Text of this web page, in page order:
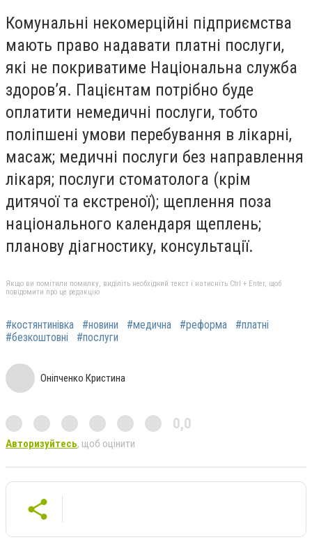
Комунальні некомерційні підприємства
мають право надавати платні послуги,
які не покриватиме Національна служба
здоров’я. Пацієнтам потрібно буде
оплатити немедичні послуги, тобто
поліпшені умови перебування в лікарні,
масаж; медичні послуги без направлення
лікаря; послуги стоматолога (крім
дитячої та екстреної); щеплення поза
національного календаря щеплень;
планову діагностику, консультації.
Якщо ви помітили помилку, виділіть необхідний текст і натисніть Ctrl + Enter, щоб
повідомити про це редакцію
#костянтинівка #новини #медична #реформа
#платні
#безкоштовні
#послуги
Оніпченко Кристина
0,0
Авторизуйтесь, щоб оцінити